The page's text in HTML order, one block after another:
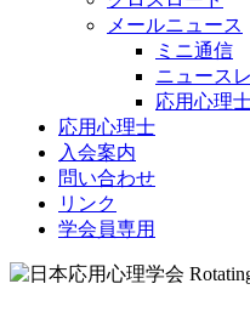
メールニュース
ミニ通信
ニュース
応用心理
応用心理士
入会案内
問い合わせ
リンク
学会員専用